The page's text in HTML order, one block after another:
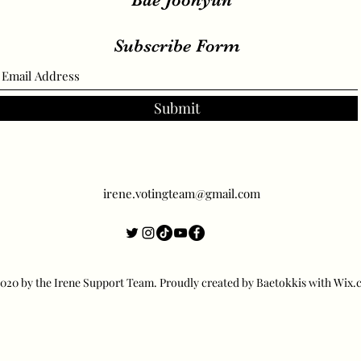
Subscribe Form
Submit
irene.votingteam@gmail.com
by the Irene Support Team. Proudly created by Baetokkis with